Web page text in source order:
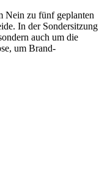
Nein zu fünf geplanten
In der Sondersitzung
auch um die
um Brand-